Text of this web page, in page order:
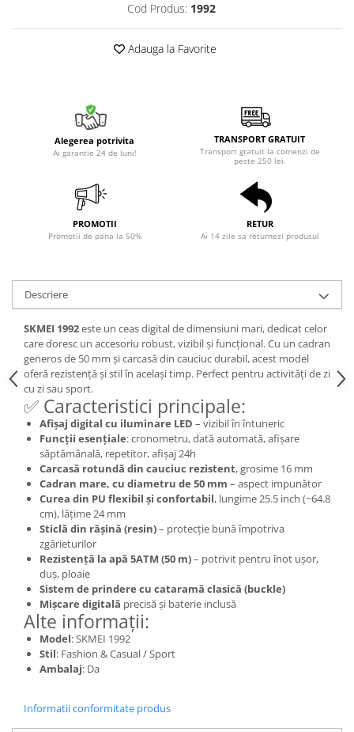
Cod Produs: 1992
Adauga la Favorite
Alegerea potrivita
Ai garantie 24 de luni!
TRANSPORT GRATUIT
Transport gratuit la comenzi de
peste 250 lei.
PROMOTII
Promotii de pana la 50%
RETUR
Ai 14 zile sa returnezi produsul
Descriere
SKMEI 1992este un ceas digital de dimensiuni mari, dedicat celor
care doresc un accesoriu robust, vizibil și funcțional. Cu un cadran
generos de 50 mm și carcasă din cauciuc durabil, acest model
oferă rezistență și stil în același timp. Perfect pentru activități de zi
cu zi sau sport.
✅ Caracteristici principale:
Afișaj digital cu iluminare LED – vizibil în întuneric
Funcții esențiale: cronometru, dată automată, afișare
săptămânală, repetitor, afișaj 24h
Carcasă rotundă din cauciuc rezistent, grosime 16 mm
Cadran mare, cu diametru de 50 mm – aspect impunător
Curea din PU flexibil și confortabil, lungime 25.5 inch (~64.8
cm), lățime 24 mm
Sticlă din rășină (resin)– protecție bună împotriva
zgârieturilor
Rezistență la apă 5ATM (50 m)– potrivit pentru înot ușor,
duș, ploaie
Sistem de prindere cu cataramă clasică (buckle)
Mișcare digitală precisă și baterie inclusă
Alte informații:
Model: SKMEI 1992
Stil: Fashion & Casual / Sport
Ambalaj: Da
Informatii conformitate produs